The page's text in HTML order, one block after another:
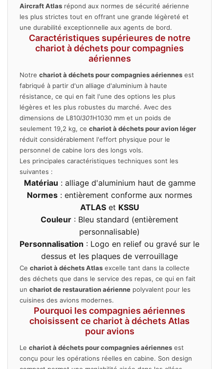
Aircraft Atlas répond aux normes de sécurité aérienne
les plus strictes tout en offrant une grande légèreté et
une durabilité exceptionnelle aux agents de bord.
Caractéristiques supérieures de notre
chariot à déchets pour compagnies
aériennes
Notre chariot à déchets pour compagnies aériennes est
fabriqué à partir d'un alliage d'aluminium à haute
résistance, ce qui en fait l'une des options les plus
légères et les plus robustes du marché. Avec des
dimensions de L810l301H1030 mm et un poids de
seulement 19,2 kg, ce chariot à déchets pour avion léger
réduit considérablement l'effort physique pour le
personnel de cabine lors des longs vols.
Les principales caractéristiques techniques sont les
suivantes :
Matériau : alliage d'aluminium haut de gamme
Normes : entièrement conforme aux normes
ATLASet KSSU
Couleur : Bleu standard (entièrement
personnalisable)
Personnalisation : Logo en relief ou gravé sur le
dessus et les plaques de verrouillage
Ce chariot à déchets Atlas excelle tant dans la collecte
des déchets que dans le service des repas, ce qui en fait
un chariot de restauration aérienne polyvalent pour les
cuisines des avions modernes.
Pourquoi les compagnies aériennes
choisissent ce chariot à déchets Atlas
pour avions
Le chariot à déchets pour compagnies aériennes est
conçu pour les opérations réelles en cabine. Son design